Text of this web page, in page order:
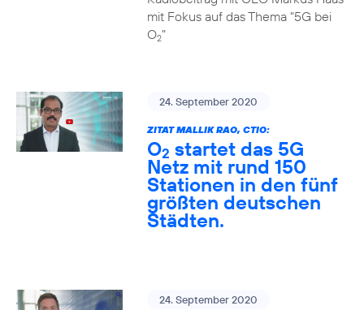
mit Fokus auf das Thema "5G bei
O2"
24. September 2020
ZITAT MALLIK RAO, CTIO:
O2 startet das 5G
Netz mit rund 150
Stationen in den fünf
größten deutschen
Städten.
24. September 2020